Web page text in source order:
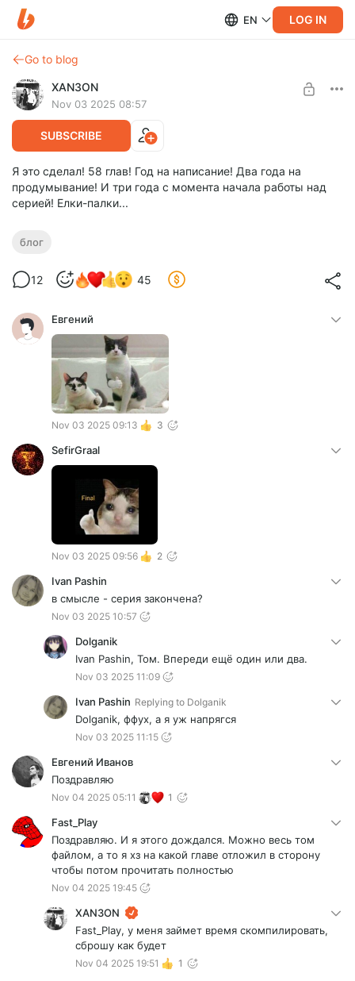
EN LOG IN
Go to blog
XAN3ON
Nov 03 2025 08:57
SUBSCRIBE
Я это сделал! 58 глав! Год на написание! Два года на
продумывание! И три года с момента начала работы над
серией! Елки-палки...
блог
12 45
Евгений
Nov 03 2025 09:13 3
SefirGraal
Nov 03 2025 09:56 2
Ivan Pashin
в смысле - серия закончена?
Nov 03 2025 10:57
Dolganik
Ivan Pashin, Том. Впереди ещё один или два.
Nov 03 2025 11:09
Ivan Pashin Replying to Dolganik
Dolganik, ффух, а я уж напрягся
Nov 03 2025 11:15
Евгений Иванов
Поздравляю
Nov 04 2025 05:11 1
Fast_Play
Поздравляю. И я этого дождался. Можно весь том
файлом, а то я хз на какой главе отложил в сторону
чтобы потом прочитать полностью
Nov 04 2025 19:45
XAN3ON
Fast_Play, у меня займет время скомпилировать,
сброшу как будет
Nov 04 2025 19:51 1